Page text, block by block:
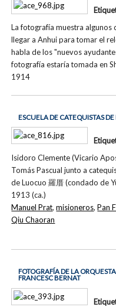
La fotografía muestra algunos
llegar a Anhui para tomar el
habla de los "nuevos
fotografía estaría tomada en
1914
ESCUELA DE CATEQUISTAS
Isidoro Clemente (Vicario
Tomás Pascual junto a
de Luocuo 羅厝 (condado de
1913 (ca.)
Manuel Prat,misioneros,Pan
Qiu Chaoran
FOTOGRAFÍA DE LA
FRANCESC BERNAT